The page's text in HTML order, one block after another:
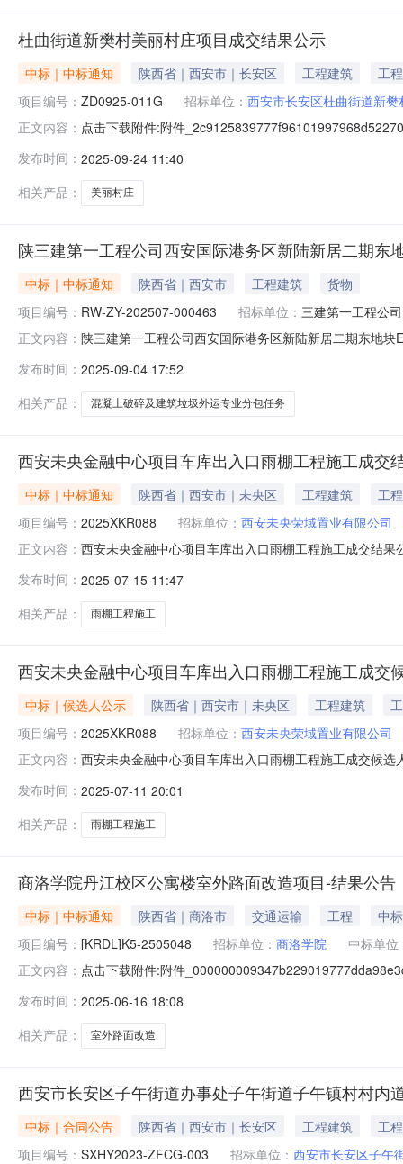
杜曲街道新樊村美丽村庄项目成交结果公示
中标｜中标通知 陕西省｜西安市｜长安区 工程建筑
工程
项目编号： ZD0925-011G 招标单位： 西安市长安区杜曲街道新
正文内容： 点击下载附件:附件
知》（计价格【2002】1980号）和国家发展和改革委员
发布时间： 2025-09-24 11:40
相关产品：
美丽村庄
陕三建第一工程公司西安国际港务区新陆新居二期
中标｜中标通知 陕西省｜西安市 工程建筑
货物
项目编号： RW-ZY-202507-000463 招标单位： 三建第一工程公司
正文内容： 陕三建第一工程公司西安国际港务区新陆新居二期东地
期东地块EPC项目第二批混凝土破碎及建筑垃圾外运专
66463753@qq.com电话：17
发布时间： 2025-09-04 17:52
相关产品：
混凝土破碎及建筑垃圾外运专业分包任务
西安未央金融中心项目车库出入口雨棚工程施工成交
中标｜中标通知 陕西省｜西安市｜未央区 工程建筑
工程
项目编号： 2025XKR088 招标单位： 西安未央荣域置业有限公司
正文内容： 西安未央金融中心项目车库出入口雨棚工程施工成交结
937672.91元二、其他：本成交信息在《陕西采购与招
业有限公司地址：陕西省西安市未央
发布时间： 2025-07-15 11:47
相关产品：
雨棚工程施工
西安未央金融中心项目车库出入口雨棚工程施工成交
中标｜候选人公示 陕西省｜西安市｜未央区 工程建筑
项目编号： 2025XKR088 招标单位： 西安未央荣域置业有限公司
正文内容： 西安未央金融中心项目车库出入口雨棚工程施工成交候
论，现将评审结果公示如下：一、采购项目名称：西安
选会议评审情况：第一候选人
发布时间： 2025-07-11 20:01
相关产品：
雨棚工程施工
商洛学院丹江校区公寓楼室外路面改造项目-结果公告
中标｜中标通知 陕西省｜商洛市 交通运输 工程
中
项目编号： [KRDL]K5-2505048 招标单位： 商洛学院
中标单位
正文内容： 点击下载附件:附件
学院丹江校区公寓楼室外路面改造项目包名称成交供应
发布时间： 2025-06-16 18:08
相关产品：
室外路面改造
西安市长安区子午街道办事处子午街道子午镇村村内
中标｜合同公告 陕西省｜西安市｜长安区 工程建筑
工程
项目编号： SXHY2023-ZFCG-003 招标单位： 西安市长安区子午